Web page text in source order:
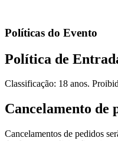
Políticas do Evento
Política de
Classificação: 18 anos.
Cancelamento de
Cancelamentos de pedidos